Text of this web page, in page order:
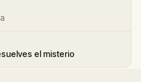
el misterio